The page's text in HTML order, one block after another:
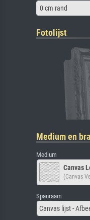
0 cm rand
Fotolijst
Medium en
Medium
Canvas
(Canvas
Spanraam